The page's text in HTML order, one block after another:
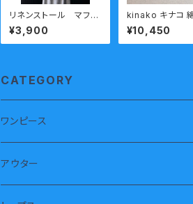
リネンストール マフラ
ー 和歌山ニット 日
本製 kirippa ボー
ダー(大) ホワイトxグ
¥3,900
kinako キナコ
竺 半袖 Tシャツ LCT-
HT37 ブル
¥10,450
CATEGORY
ワンピース
半袖
アウター